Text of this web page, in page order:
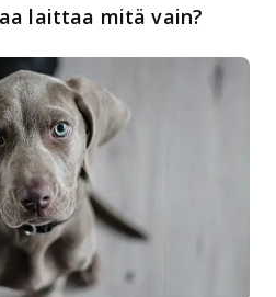
laittaa mitä vain?